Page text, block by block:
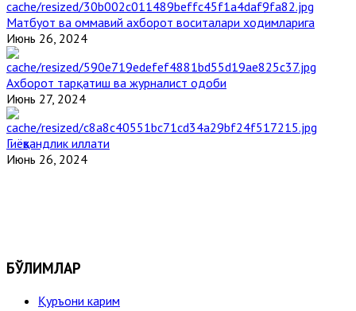
Матбуот ва оммавий ахборот воситалари ходимларига
Июнь 26, 2024
Ахборот тарқатиш ва журналист одоби
Июнь 27, 2024
Гиёҳвандлик иллати
Июнь 26, 2024
БЎЛИМЛАР
Қуръони карим